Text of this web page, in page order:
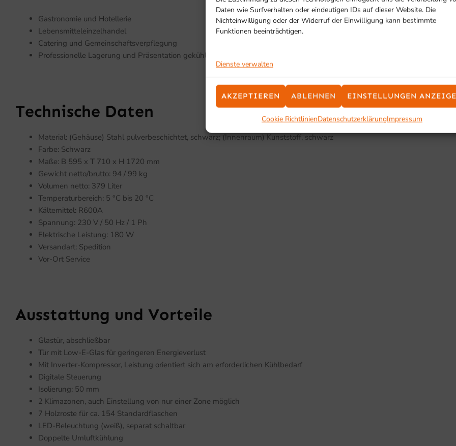
Daten wie Surfverhalten oder eindeutigen IDs auf dieser Website. Die
Nichteinwilligung oder der Widerruf der Einwilligung kann bestimmte
Funktionen beeinträchtigen.
Dienste verwalten
AKZEPTIEREN ABLEHNEN EINSTELLUNGEN
Cookie RichtlinienDatenschutzerklärungImpressum
Gastronomie und Hotellerie
Lebensmitteleinzelhandel
Catering und Gemeinschaftsverpflegung
Professionelle Lagerung und Präsentation gekühlter Waren
Technische Daten
Material: (Gehäuse) Stahl pulverbeschichtet, schwarz; (Innenraum) Kunststoff, schwarz
Farbe: Schwarz
Maße: B 595 x T 710 x H 1720 mm
Gewicht netto/brutto: 94 / 99 kg
Volumen netto: 379 Liter
Temperaturbereich: 5 °C bis 20 °C
Kältemittel: R600A
Spannung: 230 V / 50 Hz / 1 Ph
Elektrische Leistung: 180 W
Versandart: Spedition
Vor-Ort Service
Ausstattung und Vorteile
Glastür, abschließbar
Tür mit Low-E-Glas für geringeren Energieverlust
Mit Inverter-Kompressor, Leistung orientiert sich am erforderlichen Kühlbedarf
Digitale Steuerung
Isolierung: 50 mm
2 Klimazonen, auch Einstellung von nur einer Zone möglich
7 Holzroste für ca. 154 Standardflaschen
LED-Beleuchtung (weiß), separat schaltbar
Doppelte Umluftkühlung